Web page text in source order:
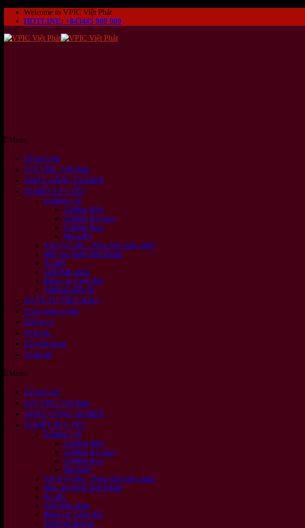
Skip
Welcome to VPIC Việt Phát
HOTLINE: +843445 909 909
Menu
Trang chủ
Về VPIC Việt Phát
MÁY CÔNG NGHIỆP
THIẾT BỊ Y TẾ
Giường y tế
Giường điện
Giường tay quay
Giường Inox
Phụ kiện
Vật lý trị liệu – Phục hồi chức năng
Máy tạo nước khử khuẩn
Xe đẩy
Ghế thân nhân
Băng ca/ Cáng đẩy
Nhiệt kế điện tử
VẬT TƯ TIÊU HAO
Gia công cơ khí
Dịch vụ
Tin tức
Tuyển dụng
Liên hệ
Menu
Trang chủ
Về VPIC Việt Phát
MÁY CÔNG NGHIỆP
THIẾT BỊ Y TẾ
Giường y tế
Giường điện
Giường tay quay
Giường Inox
Phụ kiện
Vật lý trị liệu – Phục hồi chức năng
Máy tạo nước khử khuẩn
Xe đẩy
Ghế thân nhân
Băng ca/ Cáng đẩy
Nhiệt kế điện tử